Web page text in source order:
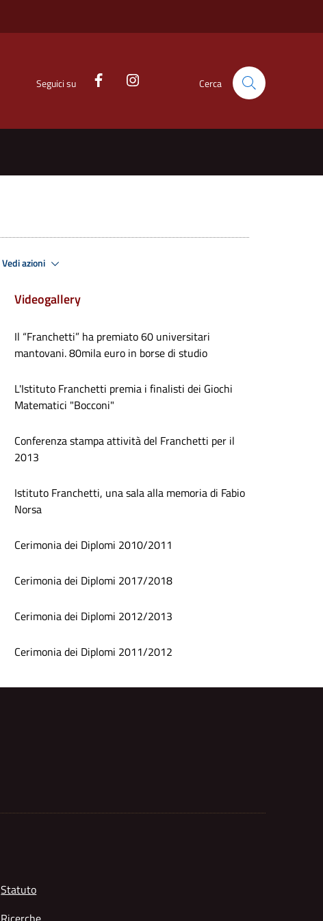
Seguici su Cerca
Vedi azioni
Videogallery
Il “Franchetti” ha premiato 60 universitari
mantovani. 80mila euro in borse di studio
L'Istituto Franchetti premia i finalisti dei Giochi
Matematici "Bocconi"
Conferenza stampa attività del Franchetti per il
2013
Istituto Franchetti, una sala alla memoria di Fabio
Norsa
Cerimonia dei Diplomi 2010/2011
Cerimonia dei Diplomi 2017/2018
Cerimonia dei Diplomi 2012/2013
Cerimonia dei Diplomi 2011/2012
Statuto